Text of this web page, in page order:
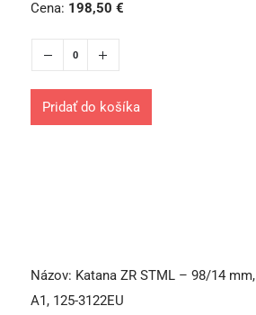
Cena: 198,50 €
Pridať do košíka
Názov: Katana ZR STML – 98/14 mm,
A1, 125-3122EU